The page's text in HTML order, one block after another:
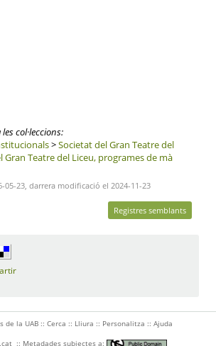
col·leccions:
>Societat del Gran Teatre del
Gran Teatre del Liceu, programes de mà
05-23, darrera modificació el 2024-11-23
Registres semblants
de la UAB :: Cerca :: Lliura :: Personalitza :: Ajuda
:: Metadades subjectes a: